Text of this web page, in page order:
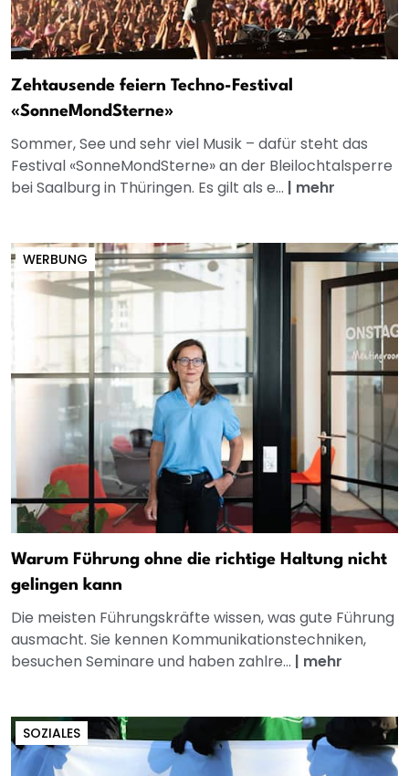
Zehtausende feiern Techno-Festival
«SonneMondSterne»
Sommer, See und sehr viel Musik – dafür steht das
Festival «SonneMondSterne» an der Bleilochtalsperre
bei Saalburg in Thüringen. Es gilt als e... | mehr
WERBUNG
Warum Führung ohne die richtige Haltung nicht
gelingen kann
Die meisten Führungskräfte wissen, was gute Führung
ausmacht. Sie kennen Kommunikationstechniken,
besuchen Seminare und haben zahlre... | mehr
SOZIALES